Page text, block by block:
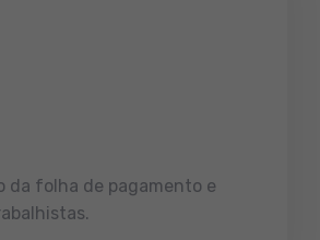
da folha de pagamento e